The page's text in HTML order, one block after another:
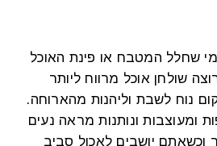
שחלל המטבח או פינת האוכל
שולחן אוכל מרווח ליותר
נוח לשבת וליהנות מהארוחה.
ומעוצבות ונותנות מראה נעים
יושבים לאכול סביב